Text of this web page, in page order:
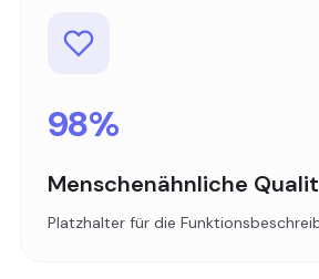
98%
Menschenähnliche
Platzhalter für die